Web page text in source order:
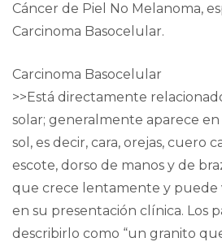
Cáncer de Piel No Melanoma,
Carcinoma Basocelular.
Carcinoma Basocelular
>>Está directamente
solar; generalmente aparece en
sol, es decir, cara, orejas, cuero
escote, dorso de manos y de
que crece lentamente y puede
en su presentación clínica. Los
describirlo como “un granito